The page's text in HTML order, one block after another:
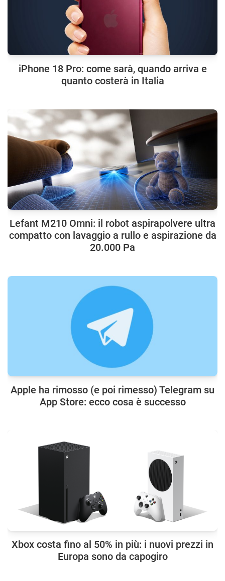
iPhone 18 Pro: come sarà, quando arriva e
quanto costerà in Italia
Lefant M210 Omni: il robot aspirapolvere ultra
compatto con lavaggio a rullo e aspirazione da
20.000 Pa
Apple ha rimosso (e poi rimesso) Telegram su
App Store: ecco cosa è successo
Xbox costa fino al 50% in più: i nuovi prezzi in
Europa sono da capogiro